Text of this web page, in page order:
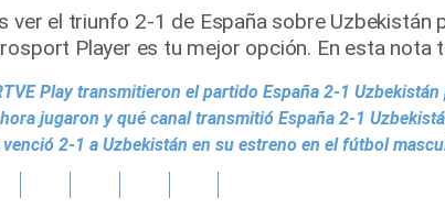
ver el triunfo 2-1 de España sobre
Player es tu mejor opción. En esta
Play transmitieron el partido España 2-1
jugaron y qué canal transmitió España 2-1
venció 2-1 a Uzbekistán en su estreno en el fútbol